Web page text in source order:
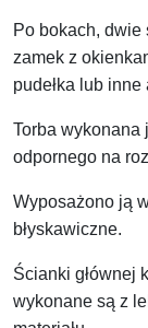
Po bokach,
zamek z
pudełka lub
Torba wykonana
odpornego na
Wyposażono ją
błyskawiczne.
Ścianki głównej
wykonane są z